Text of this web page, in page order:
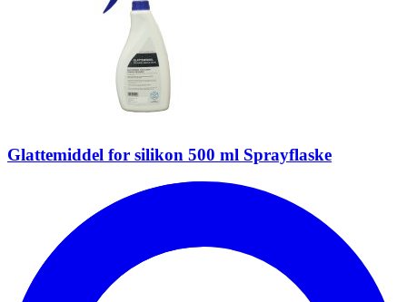
Glattemiddel for silikon 500 ml Sprayflaske